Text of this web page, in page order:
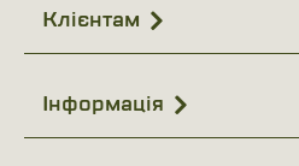
Клієнтам
Інформація